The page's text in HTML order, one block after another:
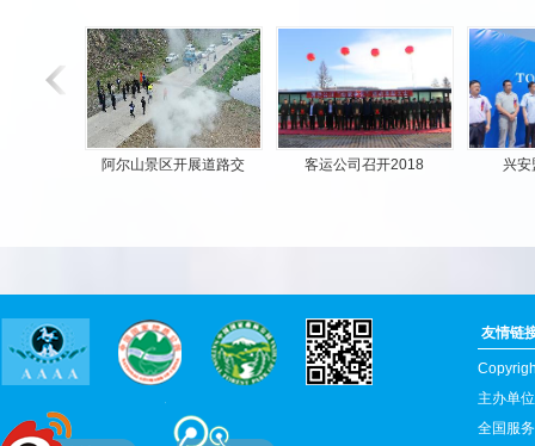
阿尔山景区开展道路交 客运公司召开2018 兴安
友情链
主办单
全国服